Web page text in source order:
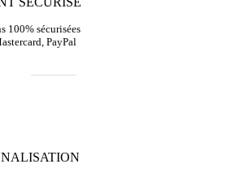
100% sécurisées
PayPal